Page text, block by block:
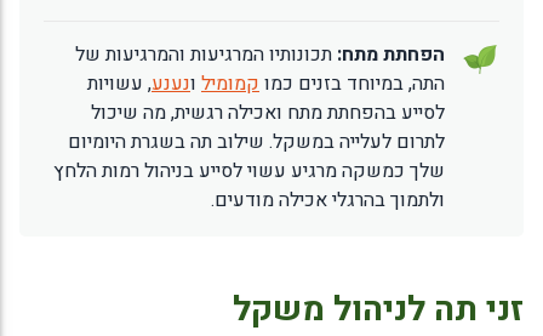
הפחתת מתח: תכונותיו המרגיעות והמרגיעות של
התה, במיוחד בזנים כמוקמומיל ונענע, עשויות
לסייע בהפחתת מתח ואכילה רגשית, מה שיכול
לתרום לעלייה במשקל. שילוב תה בשגרת היומיום
שלך כמשקה מרגיע עשוי לסייע בניהול רמות הלחץ
ולתמוך בהרגלי אכילה מודעים.
זני תה לניהול משקל